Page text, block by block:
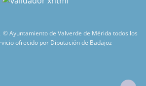
© Ayuntamiento de Valverde de Mérida todos los
ofrecido por Diputación de Badajoz